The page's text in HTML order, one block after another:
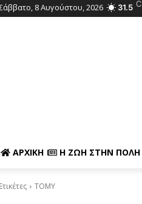
8 Αυγούστου, 2026 31.5 C
ΑΡΧΙΚΉ Η ΖΩΉ ΣΤΗΝ ΠΌΛΗ
Ετικέτες ΤΟΜΥ